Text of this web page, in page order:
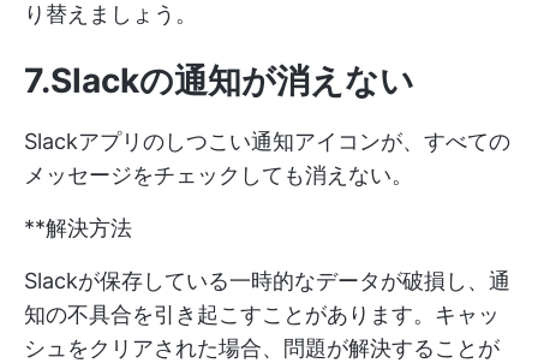
り替えましょう。
7.Slackの通知が消えない
Slackアプリのしつこい通知アイコンが、すべての
メッセージをチェックしても消えない。
**解決方法
Slackが保存している一時的なデータが破損し、通
知の不具合を引き起こすことがあります。キャッ
シュをクリアされた場合、問題が解決することが